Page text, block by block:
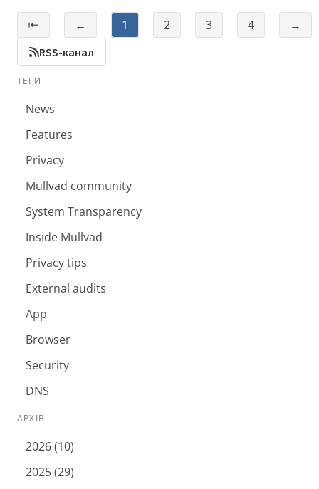
⇤ ← 1 2 3 4 →
RSS-канал
ТЕГИ
News
Features
Privacy
Mullvad community
System Transparency
Inside Mullvad
Privacy tips
External audits
App
Browser
Security
DNS
АРХІВ
2026 (10)
2025 (29)